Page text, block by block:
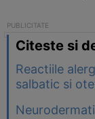
Citeste si
Reactiile
salbatic si